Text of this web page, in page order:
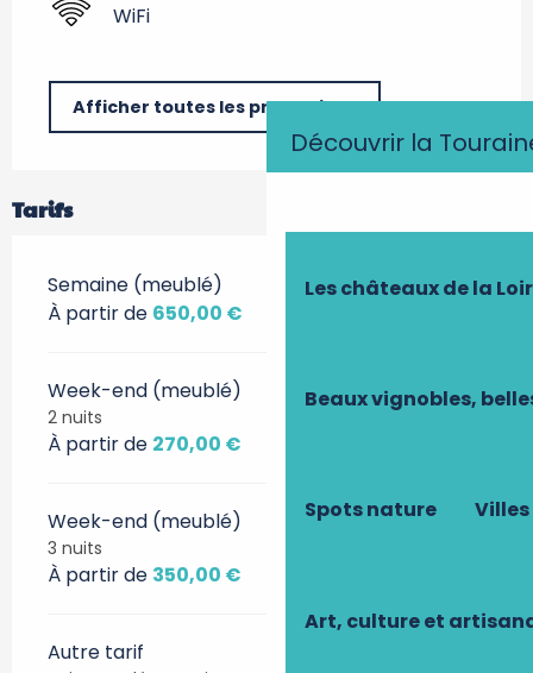
Découvrir la
Les châteaux de la
Beaux vignobles,
Spots nature
Art, culture et
WiFi
Afficher toutes les prestations
Tarifs
Semaine (meublé)
À partir de 650,00 €
Week-end (meublé)
2 nuits
À partir de 270,00 €
Week-end (meublé)
3 nuits
À partir de 350,00 €
Autre tarif